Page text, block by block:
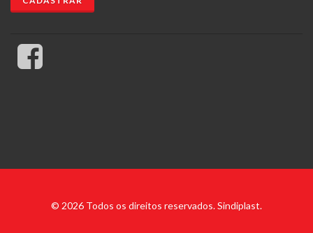
© 2026 Todos os direitos reservados. Sindiplast.